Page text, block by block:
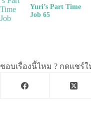
Yuri’s Part Time
Job 65
ชอบเรื่องนี้ไหม ? กดแชร์